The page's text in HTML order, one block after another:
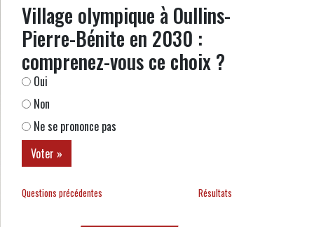
Village olympique à Oullins-
Pierre-Bénite en 2030 :
comprenez-vous ce choix ?
Oui
Non
Ne se prononce pas
Questions précédentes Résultats